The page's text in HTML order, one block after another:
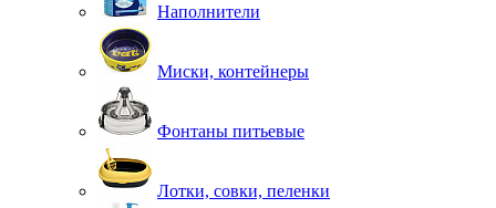
Наполнители
Миски, контейнеры
Фонтаны питьевые
Лотки, совки, пеленки